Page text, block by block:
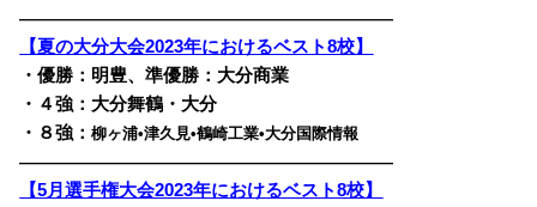
————————————————————————
【夏の大分大会2023年におけるベスト8校】
・優勝：明豊、準優勝：大分商業
・４強：大分舞鶴・大分
・８強：柳ヶ浦•津久見•鶴崎工業•大分国際情報
————————————————————————
【5月選手権大会2023年におけるベスト8校】